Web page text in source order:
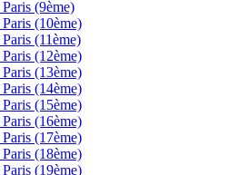
Paris (9ème)
Paris (10ème)
Paris (11ème)
Paris (12ème)
Paris (13ème)
Paris (14ème)
Paris (15ème)
Paris (16ème)
Paris (17ème)
Paris (18ème)
Paris (19ème)